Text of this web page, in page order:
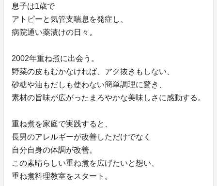
息子は1歳で
アトピーと気管支喘息を発症し、
病院通い薬漬けの日々。
2002年重ね煮に出会う。
野菜の皮もむかなければ、アク抜きもしない、
砂糖や油もだしも使わない簡単調理に驚き、
素材の旨味が広がったまろやかな美味しさに感動する。
重ね煮を家庭で実践すると、
長男のアレルギーが改善しただけでなく
自分自身の体調が改善。
この素晴らしい重ね煮を広げたいと想い、
重ね煮料理教室をスタート。